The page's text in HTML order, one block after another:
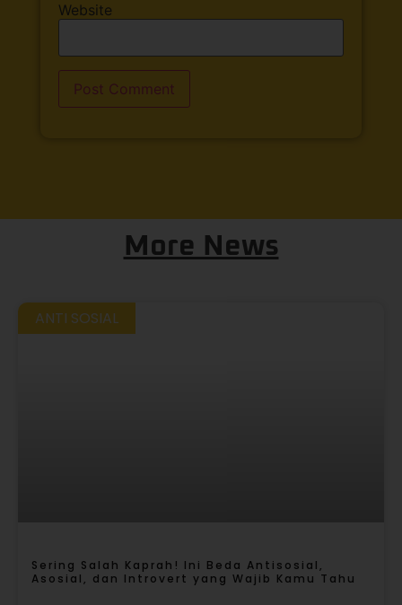
Website
More News
ANTI SOSIAL
Sering Salah Kaprah! Ini Beda Antisosial,
Asosial, dan Introvert yang Wajib Kamu Tahu